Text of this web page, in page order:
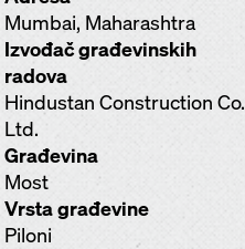
Mumbai, Maharashtra
Izvođač građevinskih
radova
Hindustan Construction Co.
Ltd.
Građevina
Most
Vrsta građevine
Piloni